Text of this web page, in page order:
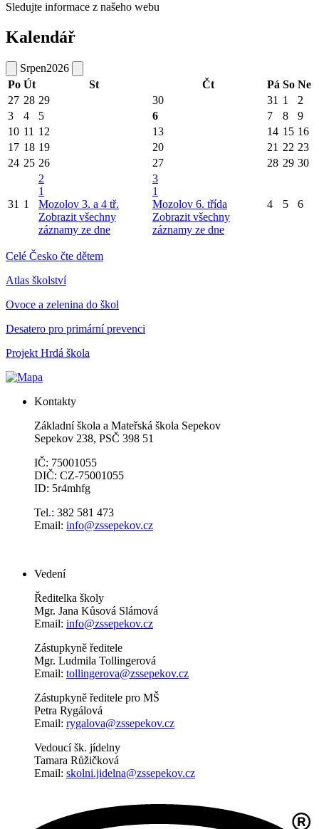
Sledujte informace z našeho webu
Kalendář
Srpen2026
Po Út St Čt Pá So Ne
27 28 29 30 31 1
2
3
4 5 6 7 8
9
10 11 12 13 14 15 16
17 18 19 20 21 22 23
24 25 26 27 28 29 30
31 1
2
1
Mozolov 3. a 4 tř.
Zobrazit všechny
záznamy ze dne
3
1
Mozolov 6. třída
Zobrazit všechny
záznamy ze dne
4 5 6
Celé Česko čte dětem
Atlas školství
Ovoce a zelenina do škol
Desatero pro primární prevenci
Projekt Hrdá škola
Kontakty
Základní škola a Mateřská škola Sepekov
Sepekov 238, PSČ 398 51
IČ: 75001055
DIČ: CZ-75001055
ID: 5r4mhfg
Tel.: 382 581 473
Email: info@zssepekov.cz
Vedení
Ředitelka školy
Mgr. Jana Kůsová Slámová
Email: info@zssepekov.cz
Zástupkyně ředitele
Mgr. Ludmila Tollingerová
Email: tollingerova@zssepekov.cz
Zástupkyně ředitele pro MŠ
Petra Rygálová
Email: rygalova@zssepekov.cz
Vedoucí šk. jídelny
Tamara Růžičková
Email: skolni.jidelna@zssepekov.cz